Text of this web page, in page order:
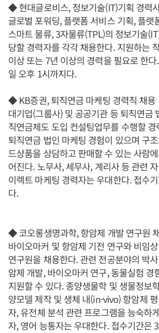
◆ 현대글로비스, 정보기술(IT)기획 경력
글로벌 포워딩, 플랫폼 서비스 기획, 플랫
스마트 물류, 3자물류(TPL)의 정보기술
당할 경력자를 각각 채용한다. 지원하는
이상 또는 7년 이상의 경력을 필요로 한
일 오후 1시까지다.
◆ KB증권, 퇴직연금 마케팅 경력직 채용
대기업(그룹사) 및 공공기관 등 퇴직연금
직연금제도 도입 컨설팅업무를 수행할
퇴직연금 법인 마케팅 경험이 있으며 구
드상품을 상담하고 판매할 수 있는 사람
어진다. 노무사, 세무사, 계리사 등 관련
이렉트 마케팅 경력자는 우대한다. 접수
다.
◆ 코오롱생명과학, 항암제 개발 연구원
바이오마커 및 항암제 기전 연구와 비임
연구원을 채용한다. 관련 전공분야의 박
암제 개발, 바이오마커 연구, 동물실험 경
지원할 수 있다. 종양생물학 및 생물정보
양모델 제작 및 생체 내(in-vivo) 항암제
자, 유전체 분석 관련 프로그램을 능숙하
자, 영어 능통자는 우대한다. 접수기간은